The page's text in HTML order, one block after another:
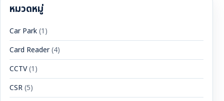
หมวดหมู่
Car Park(1)
Card Reader(4)
CCTV(1)
CSR(5)